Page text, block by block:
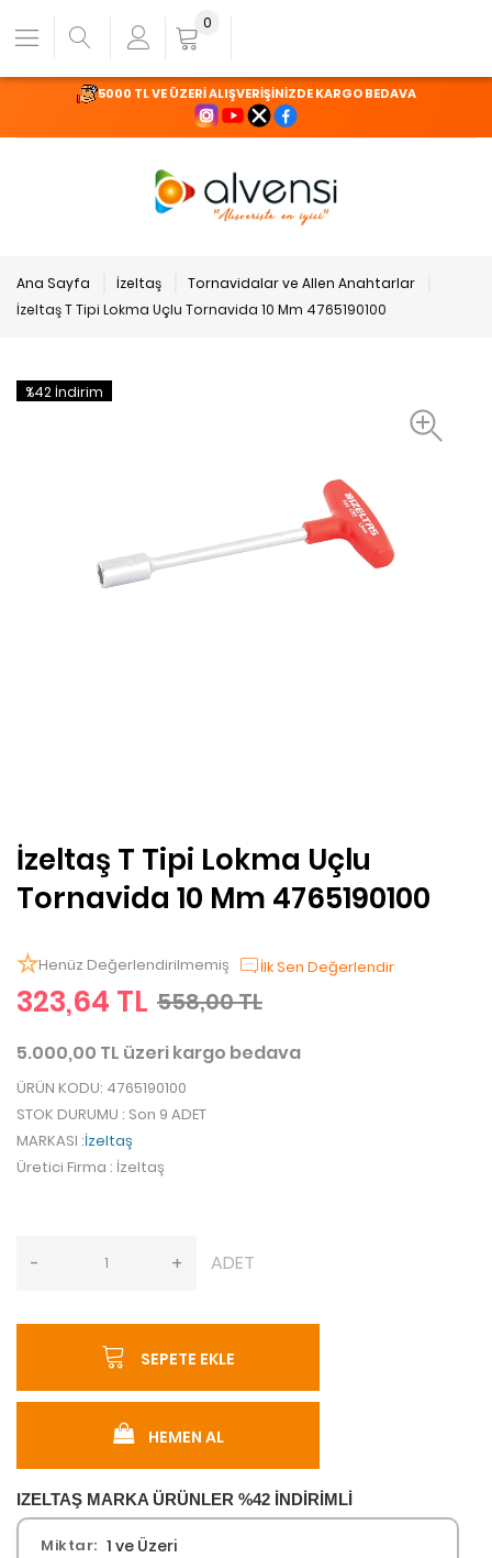
5000 TL VE ÜZERİ ALIŞVERİŞİNİZDE KARGO BEDAVA
0
Ana Sayfa İzeltaş
Tornavidalar ve Allen Anahtarlar
İzeltaş T Tipi Lokma Uçlu Tornavida 10 Mm 4765190100
İzeltaş T Tipi Lokma Uçlu
Tornavida 10 Mm 4765190100
Henüz Değerlendirilmemiş İlk Sen Değerlendir
323,64 TL 558,00 TL
5.000,00 TL üzeri kargo bedava
ÜRÜN KODU: 4765190100
STOK DURUMU : Son 9 ADET
MARKASI :İzeltaş
Üretici Firma : İzeltaş
- + ADET
SEPETE EKLE
HEMEN AL
IZELTAŞ MARKA ÜRÜNLER %42 İNDİRİMLİ
Miktar: 1 ve Üzeri
%42 İndirim